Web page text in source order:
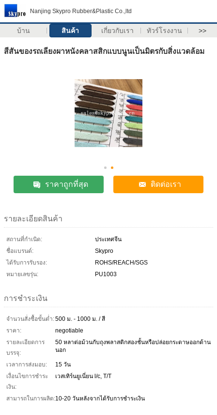
Nanjing Skypro Rubber&Plastic Co.,ltd
บ้าน สินค้า เกี่ยวกับเรา ทัวร์โรงงาน >>
สีสันของรถเลียงผาหนังคลาสสิกแบบนูนเป็นมิตรกับสิ่งแวดล้อม
ราคาถูกที่สุด ติดต่อเรา
รายละเอียดสินค้า
สถานที่กำเนิด:
ประเทศจีน
ชื่อแบรนด์:
Skypro
ได้รับการรับรอง:
ROHS/REACH/SGS
หมายเลขรุ่น:
PU1003
การชำระเงิน
จำนวนสั่งซื้อขั้นต่ำ:500 ม. - 1000 ม. / สี
ราคา:
negotiable
รายละเอียดการ
บรรจุ:
50 หลาต่อม้วนกับถุงพลาสติกสองชั้นหรือปล่อยกระดาษออกด้าน
นอก
เวลาการส่งมอบ:
15 วัน
เงื่อนไขการชำระ
เงิน:
เวสเทิร์นยูเนี่ยน l/c, T/T
สามารถในการผลิต:10-20 วันหลังจากได้รับการชำระเงิน